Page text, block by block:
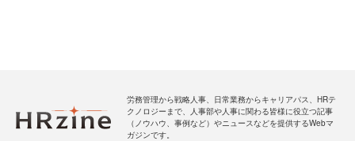
労務管理から戦略人事、日常業務からキャリアパス、HRテ
クノロジーまで、人事部や人事に関わる皆様に役立つ記事
（ノウハウ、事例など）やニュースなどを提供するWebマ
ガジンです。